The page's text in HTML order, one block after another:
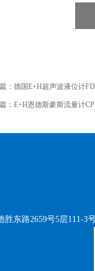
： 德国E+H超声波液位计
： E+H恩德斯豪斯流量计
东路2659号5层111-3